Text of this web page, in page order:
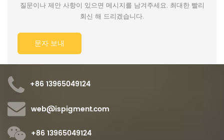
질문이나 제안 사항이 있으면 메시지를 남겨주세요. 최대한 빨리
회신 해 드리겠습니다.
+86 13965049124
web@ispigment.com
+86 13965049124